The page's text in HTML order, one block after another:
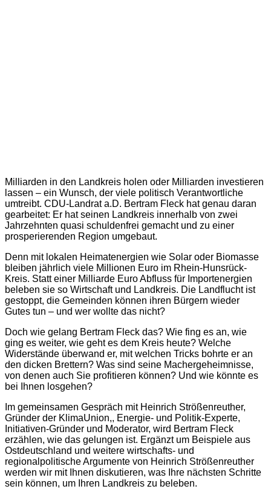
Milliarden in den Landkreis holen oder Milliarden investieren
lassen – ein Wunsch, der viele politisch Verantwortliche
umtreibt. CDU-Landrat a.D. Bertram Fleck hat genau daran
gearbeitet: Er hat seinen Landkreis innerhalb von zwei
Jahrzehnten quasi schuldenfrei gemacht und zu einer
prosperierenden Region umgebaut.
Denn mit lokalen Heimatenergien wie Solar oder Biomasse
bleiben jährlich viele Millionen Euro im Rhein-Hunsrück-
Kreis. Statt einer Milliarde Euro Abfluss für Importenergien
beleben sie so Wirtschaft und Landkreis. Die Landflucht ist
gestoppt, die Gemeinden können ihren Bürgern wieder
Gutes tun – und wer wollte das nicht?
Doch wie gelang Bertram Fleck das? Wie fing es an, wie
ging es weiter, wie geht es dem Kreis heute? Welche
Widerstände überwand er, mit welchen Tricks bohrte er an
den dicken Brettern? Was sind seine Machergeheimnisse,
von denen auch Sie profitieren können? Und wie könnte es
bei Ihnen losgehen?
Im gemeinsamen Gespräch mit Heinrich Strößenreuther,
Gründer der KlimaUnion,, Energie- und Politik-Experte,
Initiativen-Gründer und Moderator, wird Bertram Fleck
erzählen, wie das gelungen ist. Ergänzt um Beispiele aus
Ostdeutschland und weitere wirtschafts- und
regionalpolitische Argumente von Heinrich Strößenreuther
werden wir mit Ihnen diskutieren, was Ihre nächsten Schritte
sein können, um Ihren Landkreis zu beleben.